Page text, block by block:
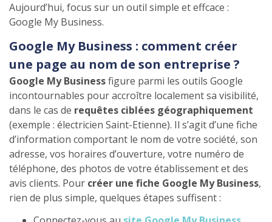
Aujourd’hui, focus sur un outil simple et effcace :
Google My Business.
Google My Business : comment créer
une page au nom de son entreprise ?
Google My Businessfigure parmi les outils Google
incontournables pour accroître localement sa visibilité,
dans le cas de requêtes ciblées géographiquement
(exemple : électricien Saint-Etienne). Il s’agit d’une fiche
d’information comportant le nom de votre société, son
adresse, vos horaires d’ouverture, votre numéro de
téléphone, des photos de votre établissement et des
avis clients. Pour créer une fiche Google My Business,
rien de plus simple, quelques étapes suffisent :